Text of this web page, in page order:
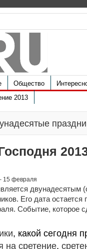
Общество
2013
Его дата
Событие, которое
, какой сегодня
на сретение,